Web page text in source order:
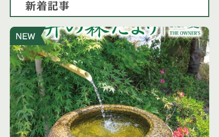
新着記事